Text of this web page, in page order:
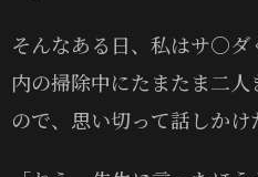
そんなある日、私はサ〇
内の掃除中にたまたま二
ので、思い切って話しかけ